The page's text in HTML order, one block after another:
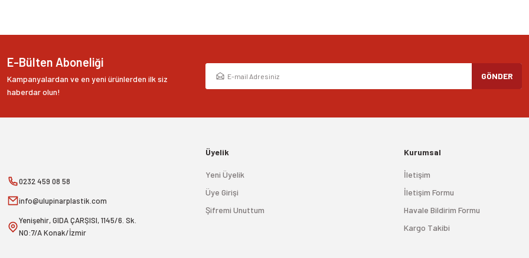
E-Bülten Aboneliği
Kampanyalardan ve en yeni ürünlerden ilk siz
haberdar olun!
GÖNDER
0232 459 08 58
info@ulupinarplastik.com
Yenişehir, GIDA ÇARŞISI, 1145/6. Sk.
NO:7/A Konak/İzmir
Üyelik
Yeni Üyelik
Üye Girişi
Şifremi Unuttum
Kurumsal
İletişim
İletişim Formu
Havale Bildirim Formu
Kargo Takibi